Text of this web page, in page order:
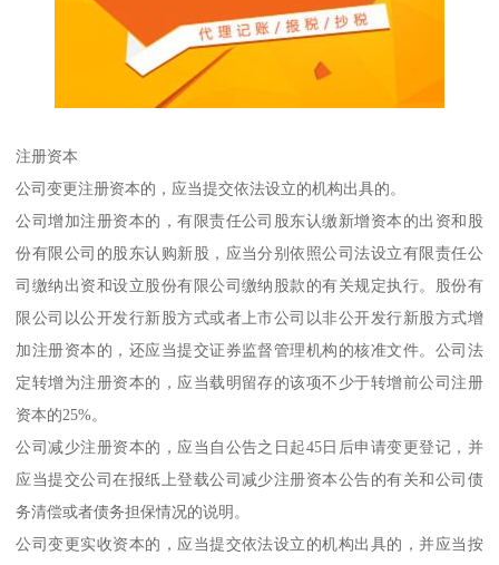
注册资本
公司变更注册资本的，应当提交依法设立的机构出具的。
公司增加注册资本的，有限责任公司股东认缴新增资本的出资和股
份有限公司的股东认购新股，应当分别依照公司法设立有限责任公
司缴纳出资和设立股份有限公司缴纳股款的有关规定执行。股份有
限公司以公开发行新股方式或者上市公司以非公开发行新股方式增
加注册资本的，还应当提交证券监督管理机构的核准文件。公司法
定转增为注册资本的，应当载明留存的该项不少于转增前公司注册
资本的25%。
公司减少注册资本的，应当自公告之日起45日后申请变更登记，并
应当提交公司在报纸上登载公司减少注册资本公告的有关和公司债
务清偿或者债务担保情况的说明。
公司变更实收资本的，应当提交依法设立的机构出具的，并应当按